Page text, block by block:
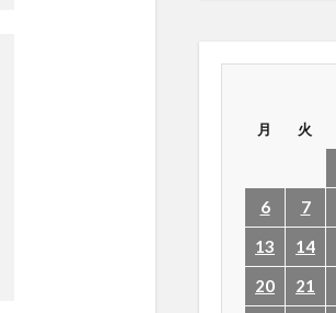
月 火
6
7
13
14
20
21